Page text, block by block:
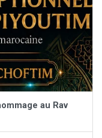
au Rav